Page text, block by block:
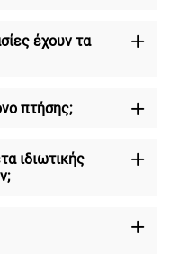
έχουν τα
πτήσης;
ιδιωτικής